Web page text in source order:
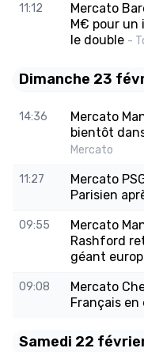
11:12
Mercato
M€ pour un
le double -
Dimanche 23
14:36
Mercato
bientôt
Mercato
11:27
Mercato
Parisien
09:55
Mercato
Rashford
géant
09:08
Mercato
Français
Samedi 22